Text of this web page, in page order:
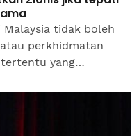
tidak boleh
perkhidmatan
yang